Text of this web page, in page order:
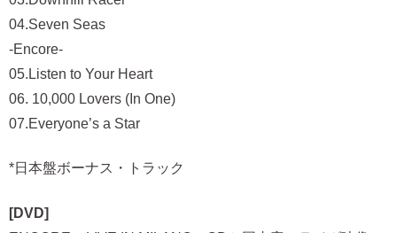
04.Seven Seas
-Encore-
05.Listen to Your Heart
06. 10,000 Lovers (In One)
07.Everyone’s a Star
*日本盤ボーナス・トラック
[DVD]